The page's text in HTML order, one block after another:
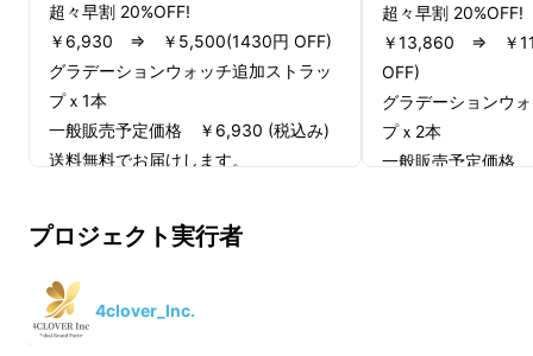
ような色彩の軌跡。これは、人の手ではな
く、“時の流れ”が生み出す時間のアートです。
超々早割 20%OFF!
￥6,930 ⇒ ￥5,500(1430円 OFF)
グラデーションウォッチ追加ストラッ
プｘ1本
一般販売予定価格 ￥6,930 (税込み)
送料無料でお届けします。
*色はブラック・シルバー・ゴールド・
ローズゴールドの2色からお選びいただ
けます。
*皆様の応援購入により量産効率が向上
した場合、正規販売価格が販売予定価
超々早割 20%OFF!
￥13,860 ⇒ ￥
OFF)
グラデーションウ
プｘ2本
一般販売予定価格
プロジェクト実行者
4clover_Inc.